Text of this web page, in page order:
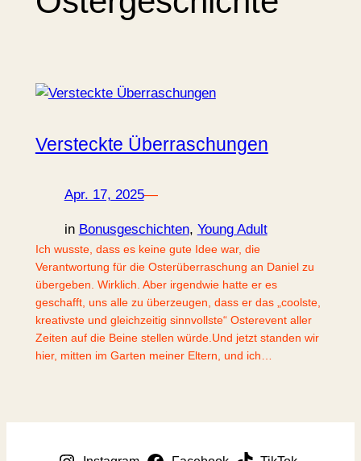
Versteckte Überraschungen
Apr. 17, 2025—
in Bonusgeschichten, Young Adult
Ich wusste, dass es keine gute Idee war, die
Verantwortung für die Osterüberraschung an Daniel zu
übergeben. Wirklich. Aber irgendwie hatte er es
geschafft, uns alle zu überzeugen, dass er das „coolste,
kreativste und gleichzeitig sinnvollste“ Osterevent aller
Zeiten auf die Beine stellen würde.Und jetzt standen wir
hier, mitten im Garten meiner Eltern, und ich…